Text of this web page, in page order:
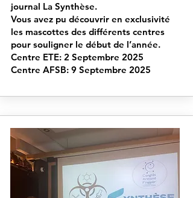
journal La Synthèse.
Vous avez pu découvrir en exclusivité
les mascottes des différents centres
pour souligner le début de l’année.
Centre ETE: 2 Septembre 2025
Centre AFSB: 9 Septembre 2025